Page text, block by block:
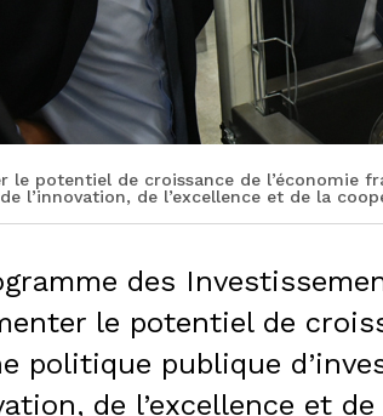
le potentiel de croissance de l’économie
l’innovation, de l’excellence et de la
des
le potentiel de
politique publique
de l’excellence et